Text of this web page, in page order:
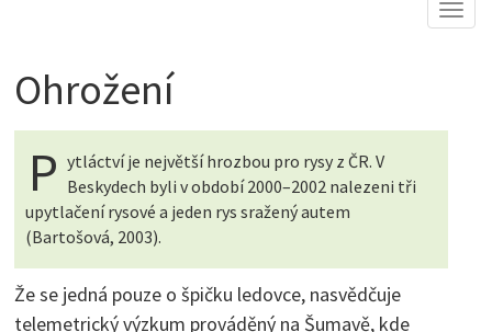
Ohrožení
P ytláctví je největší hrozbou pro rysy z ČR. V
Beskydech byli v období 2000–2002 nalezeni tři
upytlačení rysové a jeden rys sražený autem
(Bartošová, 2003).
Že se jedná pouze o špičku ledovce, nasvědčuje
telemetrický výzkum prováděný na Šumavě, kde